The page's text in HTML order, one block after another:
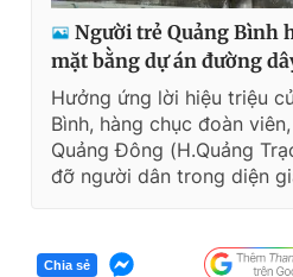
Người trẻ Quảng Bình
mặt bằng dự án đường
Hưởng ứng lời hiệu triệu
Bình, hàng chục đoàn
Quảng Đông (H.Quảng
đỡ người dân trong diện
Chia sẻ